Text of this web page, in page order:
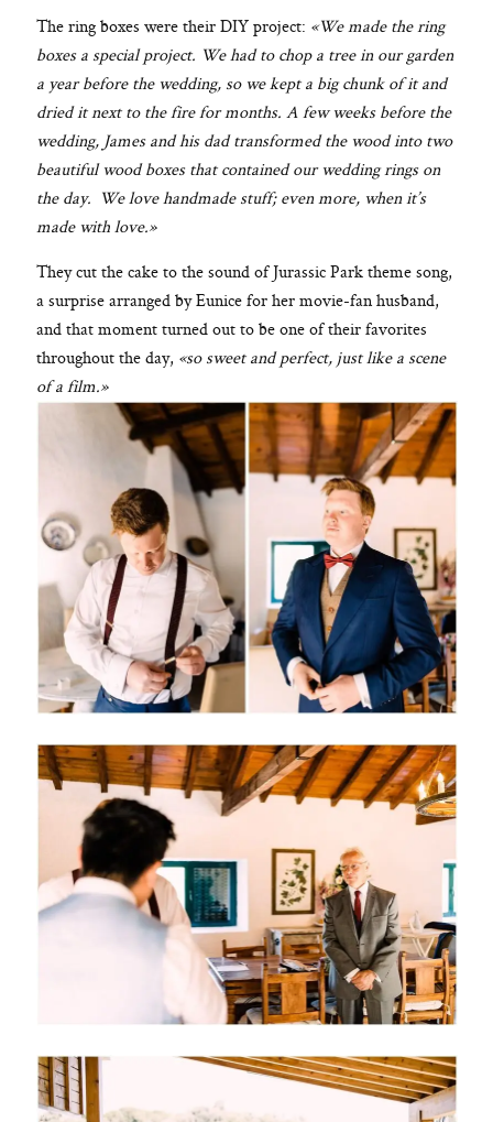
The ring boxes were their DIY project: «We made the ring
boxes a special project. We had to chop a tree in our garden
a year before the wedding, so we kept a big chunk of it and
dried it next to the fire for months. A few weeks before the
wedding, James and his dad transformed the wood into two
beautiful wood boxes that contained our wedding rings on
the day. We love handmade stuff; even more, when it’s
made with love.»
They cut the cake to the sound of Jurassic Park theme song,
a surprise arranged by Eunice for her movie-fan husband,
and that moment turned out to be one of their favorites
throughout the day, «so sweet and perfect, just like a scene
of a film.»